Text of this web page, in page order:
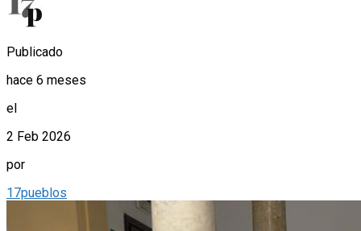
Publicado
hace 6 meses
el
2 Feb 2026
por
17pueblos